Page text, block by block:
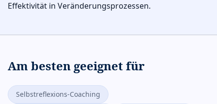
Effektivität in Veränderungsprozessen.
Am besten geeignet für
Selbstreflexions-Coaching